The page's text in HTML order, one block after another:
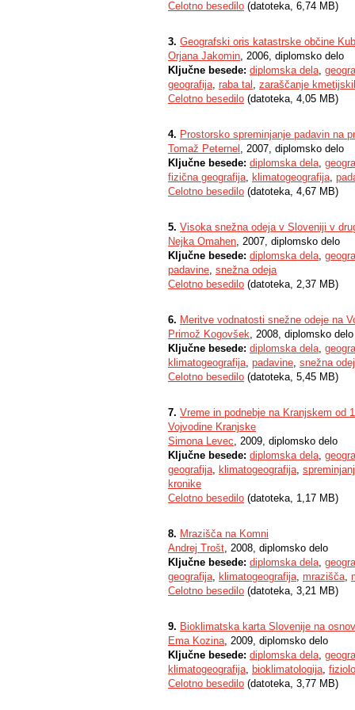
Celotno besedilo (datoteka, 6,74 MB)
3. Geografski oris katastrske občine
Orjana Jakomin, 2006, diplomsko delo
Ključne besede: diplomska dela,
geografija, raba tal , zaraščanje
Celotno besedilo (datoteka, 4,05 MB)
4. Prostorsko spreminjanje padavin na
Tomaž Peternel , 2007, diplomsko delo
Ključne besede: diplomska dela,
fizična geografija, klimatogeografija,
Celotno besedilo (datoteka, 4,67 MB)
5. Visoka snežna odeja v Sloveniji v
Nejka Omahen, 2007, diplomsko delo
Ključne besede: diplomska dela,
padavine, snežna odeja
Celotno besedilo (datoteka, 2,37 MB)
6. Meritve vodnatosti snežne odeje na
Primož Kogovšek, 2008, diplomsko delo
Ključne besede: diplomska dela,
klimatogeografija, padavine, snežna
Celotno besedilo (datoteka, 5,45 MB)
7. Vreme in podnebje na Kranjskem od
Vojvodine Kranjske
Simona Levec, 2009, diplomsko delo
Ključne besede: diplomska dela,
geografija, klimatogeografija,
kronike
Celotno besedilo (datoteka, 1,17 MB)
8. Mrazišča na Komni
Andrej Trošt, 2008, diplomsko delo
Ključne besede: diplomska dela,
geografija, klimatogeografija, mrazišča,
Celotno besedilo (datoteka, 3,21 MB)
9. Bioklimatska karta Slovenije na
Ema Kozina, 2009, diplomsko delo
Ključne besede: diplomska dela,
klimatogeografija, bioklimatologija,
Celotno besedilo (datoteka, 3,77 MB)